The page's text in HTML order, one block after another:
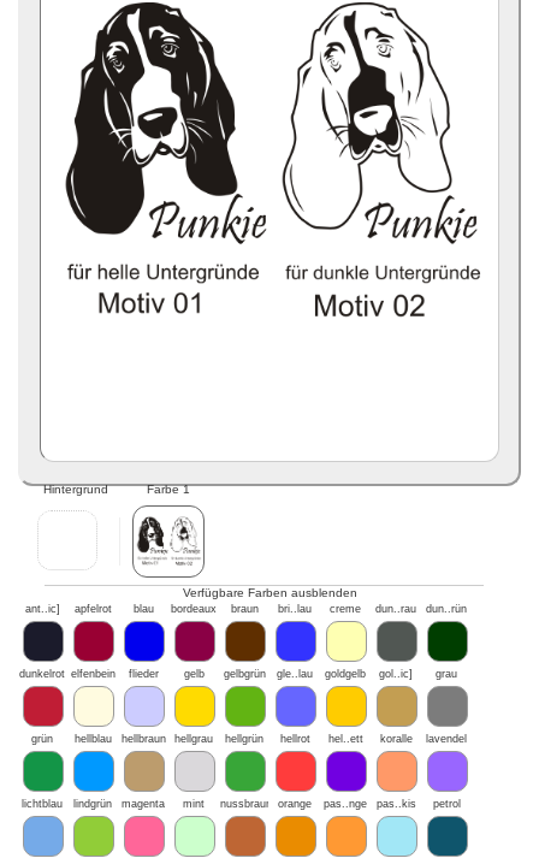
Hintergrund Farbe 1
Verfügbare Farben ausblenden
ant..ic] apfelrot blau bordeaux braun bri..lau creme dun..rau dun..rün
dunkelrot elfenbein flieder gelb gelbgrün gle..lau goldgelb gol..ic] grau
grün hellblau hellbraun hellgrau hellgrün hellrot hel..ett koralle lavendel
lichtblau lindgrün magenta mint nussbraun orange pas..nge pas..kis petrol